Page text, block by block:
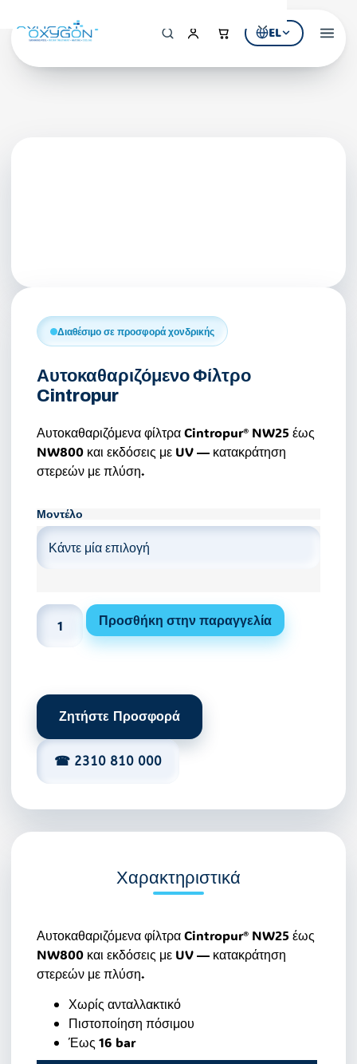
EL
ΚΑΤΑΛΟΓΟΙ
Κατάλογος Πισίνας
Κατάλογος Επεξεργασίας Νερού
Εταιρικό Προφίλ
Άρθρα
Καριέρα
Διαθέσιμο σε προσφορά χονδρικής
Αυτοκαθαριζόμενο Φίλτρο
Cintropur
Αυτοκαθαριζόμενα φίλτρα Cintropur® NW25 έως
NW800 και εκδόσεις με UV — κατακράτηση
στερεών με πλύση.
Μοντέλο
Προσθήκη στην παραγγελία
Ζητήστε Προσφορά
☎ 2310 810 000
Χαρακτηριστικά
Αυτοκαθαριζόμενα φίλτρα Cintropur® NW25 έως
NW800 και εκδόσεις με UV — κατακράτηση
στερεών με πλύση.
Χωρίς ανταλλακτικό
Πιστοποίηση πόσιμου
Έως 16 bar